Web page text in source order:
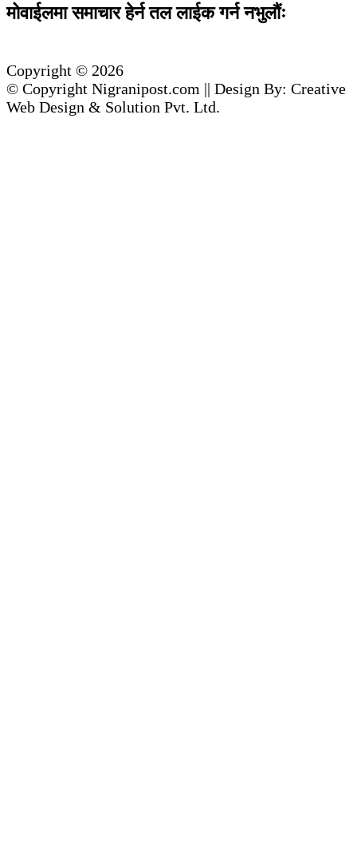
मोवाईलमा समाचार हेर्न तल लाईक गर्न नभुलौंः
Copyright © 2026
© Copyright Nigranipost.com || Design By: Creative
Web Design & Solution Pvt. Ltd.